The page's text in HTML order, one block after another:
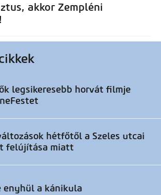
akkor Zempléni
legsikeresebb horvát filmje
hétfőtől a Szeles utcai
felújítása miatt
enyhül a kánikula